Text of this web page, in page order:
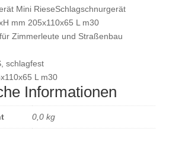
Mini RieseSchlagschnurgerät
mm 205x110x65 L m30
Zimmerleute und Straßenbau
schlagfest
L m30
Informationen
0,0 kg